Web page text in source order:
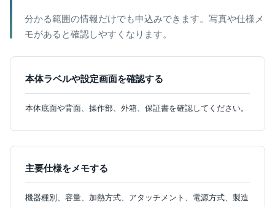
分かる範囲の情報だけでも申込みできます。写真や仕様メ
モがあると確認しやすくなります。
本体ラベルや設定画面を確認する
本体底面や背面、操作部、外箱、保証書を確認してください。
主要仕様をメモする
機器種別、容量、加熱方式、アタッチメント、電源方式、製造